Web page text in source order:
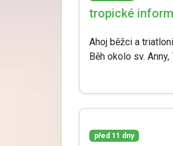
tropické
Ahoj běžci a
Běh okolo sv.
před 11 dny